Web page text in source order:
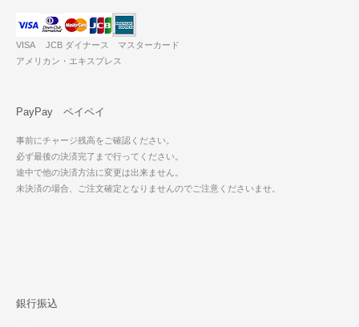
VISA JCB ダイナース マスターカード
アメリカン・エキスプレス
PayPay ペイペイ
事前にチャージ残高をご確認ください。
必ず最後の決済完了まで行ってください。
途中で他の決済方法に変更は出来ません。
未決済の場合、ご注文確定となりませんのでご注意くださいませ。
銀行振込